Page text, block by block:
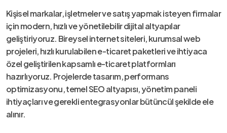
Kişisel markalar, işletmeler ve satış yapmak isteyen firmalar
için modern, hızlı ve yönetilebilir dijital altyapılar
geliştiriyoruz. Bireysel internet siteleri, kurumsal web
projeleri, hızlı kurulabilen e-ticaret paketleri ve ihtiyaca
özel geliştirilen kapsamlı e-ticaret platformları
hazırlıyoruz. Projelerde tasarım, performans
optimizasyonu, temel SEO altyapısı, yönetim paneli
ihtiyaçları ve gerekli entegrasyonlar bütüncül şekilde ele
alınır.